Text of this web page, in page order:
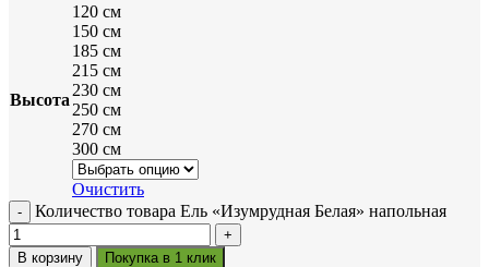
Высота
120 см
150 см
185 см
215 см
230 см
250 см
270 см
300 см
Очистить
Количество товара Ель «Изумрудная Белая» напольная
В корзину Покупка в 1 клик